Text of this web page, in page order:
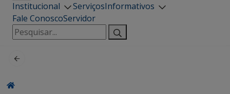
Institucional ServiçosInformativos
Fale ConoscoServidor
Pesquisar
por: